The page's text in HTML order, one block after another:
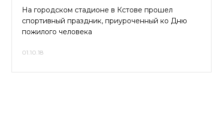
На городском стадионе в Кстове прошел
спортивный праздник, приуроченный ко Дню
пожилого человека
01.10.18